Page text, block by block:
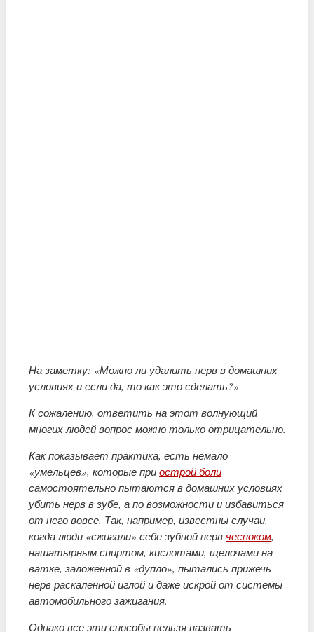
На заметку: «Можно ли удалить нерв в домашних
условиях и если да, то как это сделать?»
К сожалению, ответить на этот волнующий
многих людей вопрос можно только отрицательно.
Как показывает практика, есть немало
«умельцев», которые приострой боли
самостоятельно пытаются в домашних условиях
убить нерв в зубе, а по возможности и избавиться
от него вовсе. Так, например, известны случаи,
когда люди «сжигали» себе зубной нерв чесноком,
нашатырным спиртом, кислотами, щелочами на
ватке, заложенной в «дупло», пытались прижечь
нерв раскаленной иглой и даже искрой от системы
автомобильного зажигания.
Однако все эти способы нельзя назвать